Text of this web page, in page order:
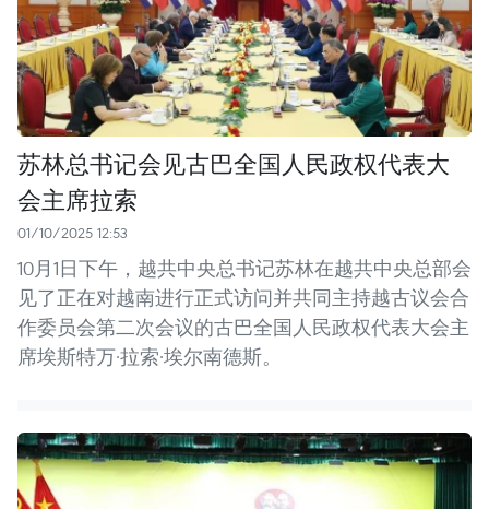
苏林总书记会见古巴全国人民政权代表大
会主席拉索
01/10/2025 12:53
10月1日下午，越共中央总书记苏林在越共中央总部会
见了正在对越南进行正式访问并共同主持越古议会合
作委员会第二次会议的古巴全国人民政权代表大会主
席埃斯特万·拉索·埃尔南德斯。